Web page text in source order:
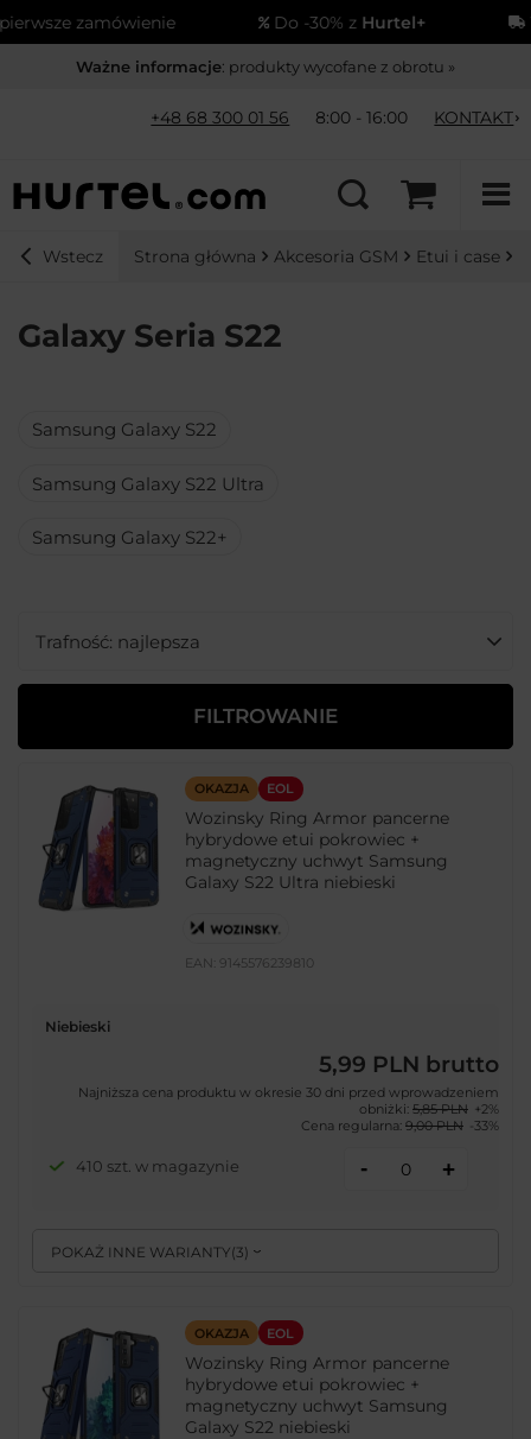
zamówienie Do -30% zHurtel+
Ważne informacje: produkty wycofane z obrotu »
+48 68 300 01 56 8:00 - 16:00 KONTAKT
Wstecz Strona główna Akcesoria GSM Etui i case
Galaxy Seria S22
Samsung Galaxy S22
Samsung Galaxy S22 Ultra
Samsung Galaxy S22+
Zmień sortowanie
Trafność: najlepsza
FILTROWANIE
OKAZJA EOL
Wozinsky Ring Armor pancerne
hybrydowe etui pokrowiec +
magnetyczny uchwyt Samsung
Galaxy S22 Ultra niebieski
EAN: 9145576239810
POKAŻ INNE WARIANTY(3)
Niebieski
5,99 PLN brutto
Najniższa cena produktu w okresie 30 dni przed wprowadzeniem
obniżki: 5,85 PLN +2%
Cena regularna: 9,00 PLN -33%
410 szt. w magazynie - +
OKAZJA EOL
Wozinsky Ring Armor pancerne
hybrydowe etui pokrowiec +
magnetyczny uchwyt Samsung
Galaxy S22 niebieski